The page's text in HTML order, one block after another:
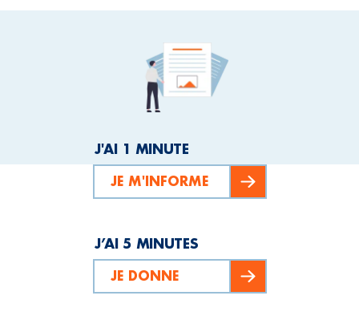
J'AI 1 MINUTE
JE M'INFORME
J’AI 5 MINUTES
JE DONNE